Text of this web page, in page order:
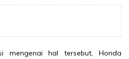
mengenai hal tersebut, Honda